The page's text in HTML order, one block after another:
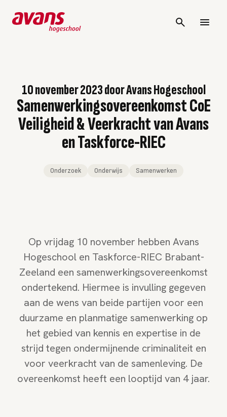
10 november 2023doorAvans Hogeschool
Samenwerkingsovereenkomst CoE
Veiligheid & Veerkracht van Avans
en Taskforce-RIEC
Onderzoek Onderwijs Samenwerken
Op vrijdag 10 november hebben Avans
Hogeschool en Taskforce-RIEC Brabant-
Zeeland een samenwerkingsovereenkomst
ondertekend. Hiermee is invulling gegeven
aan de wens van beide partijen voor een
duurzame en planmatige samenwerking op
het gebied van kennis en expertise in de
strijd tegen ondermijnende criminaliteit en
voor veerkracht van de samenleving. De
overeenkomst heeft een looptijd van 4 jaar.